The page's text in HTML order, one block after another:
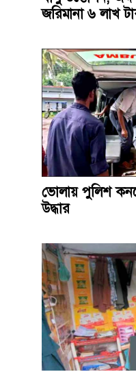
জরিমানা ৬ লাখ
ভোলায় পুলিশ
উদ্ধার